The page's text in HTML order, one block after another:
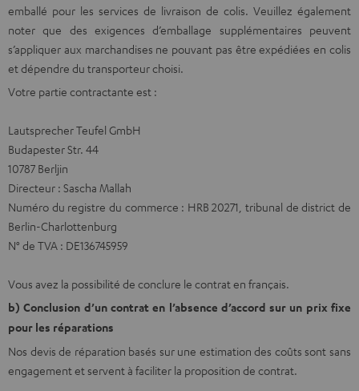
emballé pour les services de livraison de colis. Veuillez également
noter que des exigences d’emballage supplémentaires peuvent
s’appliquer aux marchandises ne pouvant pas être expédiées en colis
et dépendre du transporteur choisi.
Votre partie contractante est :
Lautsprecher Teufel GmbH
Budapester Str. 44
10787 Berljin
Directeur : Sascha Mallah
Numéro du registre du commerce : HRB 20271, tribunal de district de
Berlin-Charlottenburg
N° de TVA : DE136745959
Vous avez la possibilité de conclure le contrat en français.
b) Conclusion d’un contrat en l’absence d’accord sur un prix fixe
pour les réparations
Nos devis de réparation basés sur une estimation des coûts sont sans
engagement et servent à faciliter la proposition de contrat.